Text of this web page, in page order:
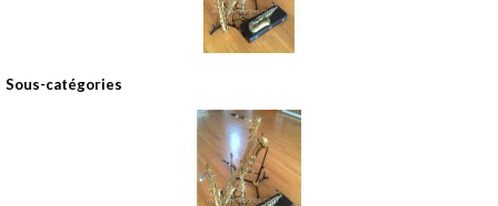
Sous-catégories